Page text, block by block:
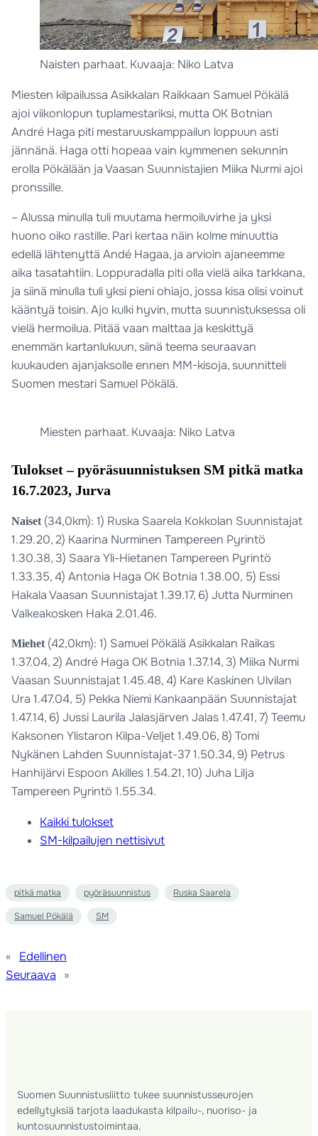
Naisten parhaat. Kuvaaja: Niko Latva
Miesten kilpailussa Asikkalan Raikkaan Samuel Pökälä
ajoi viikonlopun tuplamestariksi, mutta OK Botnian
André Haga piti mestaruuskamppailun loppuun asti
jännänä. Haga otti hopeaa vain kymmenen sekunnin
erolla Pökälään ja Vaasan Suunnistajien Miika Nurmi ajoi
pronssille.
– Alussa minulla tuli muutama hermoiluvirhe ja yksi
huono oiko rastille. Pari kertaa näin kolme minuuttia
edellä lähtenyttä Andé Hagaa, ja arvioin ajaneemme
aika tasatahtiin. Loppuradalla piti olla vielä aika tarkkana,
ja siinä minulla tuli yksi pieni ohiajo, jossa kisa olisi voinut
kääntyä toisin. Ajo kulki hyvin, mutta suunnistuksessa oli
vielä hermoilua. Pitää vaan malttaa ja keskittyä
enemmän kartanlukuun, siinä teema seuraavan
kuukauden ajanjaksolle ennen MM-kisoja, suunnitteli
Suomen mestari Samuel Pökälä.
Miesten parhaat. Kuvaaja: Niko Latva
Tulokset – pyöräsuunnistuksen SM pitkä matka
16.7.2023, Jurva
Naiset(34,0km): 1) Ruska Saarela Kokkolan Suunnistajat
1.29.20, 2) Kaarina Nurminen Tampereen Pyrintö
1.30.38, 3) Saara Yli-Hietanen Tampereen Pyrintö
1.33.35, 4) Antonia Haga OK Botnia 1.38.00, 5) Essi
Hakala Vaasan Suunnistajat 1.39.17, 6) Jutta Nurminen
Valkeakosken Haka 2.01.46.
Miehet(42,0km): 1) Samuel Pökälä Asikkalan Raikas
1.37.04, 2) André Haga OK Botnia 1.37.14, 3) Miika Nurmi
Vaasan Suunnistajat 1.45.48, 4) Kare Kaskinen Ulvilan
Ura 1.47.04, 5) Pekka Niemi Kankaanpään Suunnistajat
1.47.14, 6) Jussi Laurila Jalasjärven Jalas 1.47.41, 7) Teemu
Kaksonen Ylistaron Kilpa-Veljet 1.49.06, 8) Tomi
Nykänen Lahden Suunnistajat-37 1.50.34, 9) Petrus
Hanhijärvi Espoon Akilles 1.54.21, 10) Juha Lilja
Tampereen Pyrintö 1.55.34.
Kaikki tulokset
SM-kilpailujen nettisivut
pitkä matka pyöräsuunnistus Ruska Saarela
Samuel Pökälä SM
«
Edellinen
Seuraava
»
Suomen Suunnistusliitto tukee suunnistusseurojen
edellytyksiä tarjota laadukasta kilpailu-, nuoriso- ja
kuntosuunnistustoimintaa.